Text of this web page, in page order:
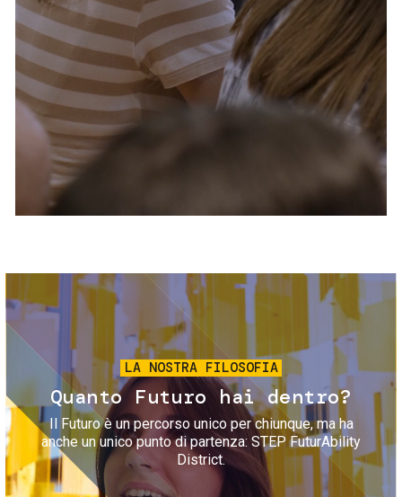
Servizi e accessibilità
Contatti
FAQ
Biglietti
Immagine
LA NOSTRA FILOSOFIA
Quanto Futuro hai dentro?
Il Futuro è un percorso unico per chiunque, ma ha
anche un unico punto di partenza: STEP FuturAbility
District.